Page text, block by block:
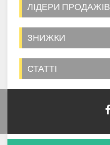
ЛІДЕРИ ПРОДАЖІВ
ЗНИЖКИ
СТАТТІ